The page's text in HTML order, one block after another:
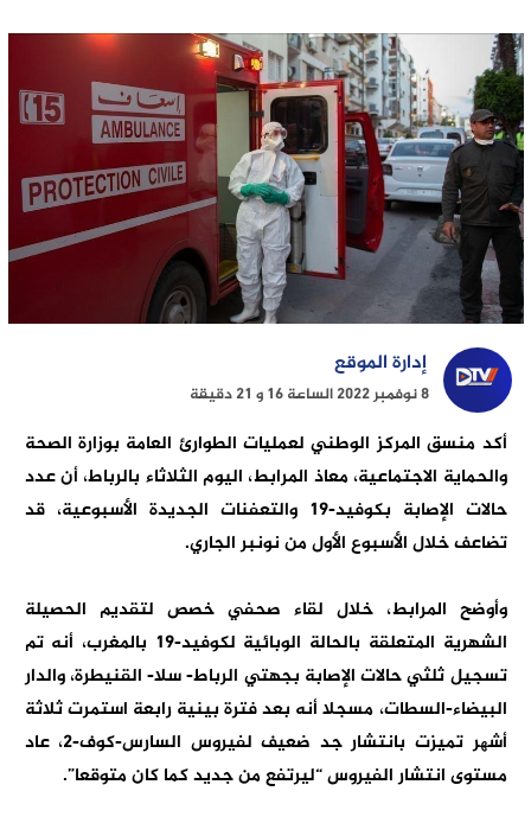
إدارة الموقع
8 نوفمبر 2022 الساعة 16 و 21 دقيقة
أكد منسق المركز الوطني لعمليات الطوارئ العامة بوزارة الصحة
والحماية الاجتماعية، معاذ المرابط، اليوم الثلاثاء بالرباط، أن عدد
حالات الإصابة بكوفيد-19 والتعفنات الجديدة الأسبوعية، قد
تضاعف خلال الأسبوع الأول من نونبر الجاري.
وأوضح المرابط، خلال لقاء صحفي خصص لتقديم الحصيلة
الشهرية المتعلقة بالحالة الوبائية لكوفيد-19 بالمغرب، أنه تم
تسجيل ثلثي حالات الإصابة بجهتي الرباط- سلا- القنيطرة، والدار
البيضاء-السطات، مسجلا أنه بعد فترة بینیة رابعة استمرت ثلاثة
أشھر تمیزت بانتشار جد ضعیف لفیروس السارس-كوف-2، عاد
مستوى انتشار الفیروس “لیرتفع من جدید كما كان متوقعا”.